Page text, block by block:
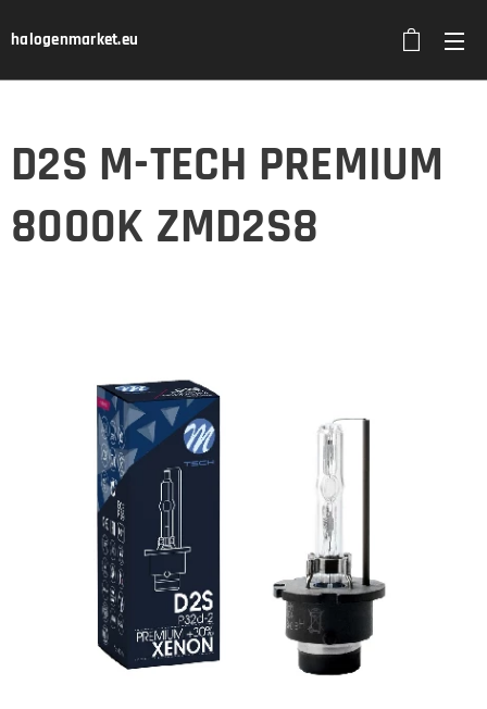
halogenmarket.eu
D2S M-TECH PREMIUM
8000K ZMD2S8